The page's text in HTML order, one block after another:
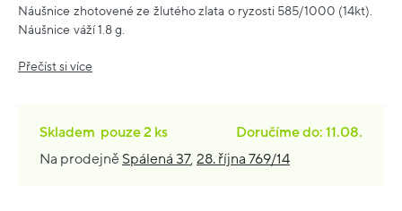
Náušnice zhotovené ze žlutého zlata o ryzosti 585/1000 (14kt).
Náušnice váží 1.8 g.
Přečíst si více
Skladem pouze2 ks
Doručíme do: 11.08.
Na prodejně Spálená 37, 28. října 769/14